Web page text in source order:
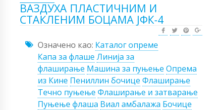
ВАЗДУХА ПЛАСТИЧНИМ И
СТАКЛЕНИМ БОЦАМА ЈФК-4
Означено као: Каталог опреме
Капа за флаше Линија за
флаширање Машина за пуњење Опрема
из Кине Пениллин бочице Флаширање
Течно пуњење Флаширање и затварање
Пуњење флаша Виал амбалажа Бочице